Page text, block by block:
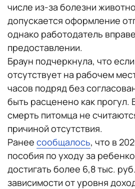
числе из-за болезни
допускается оформление
однако работодатель
предоставлении.
Браун подчеркнула, что
отсутствует на рабочем
часов подряд без
быть расценено как прогул.
смерть питомца не
причиной отсутствия.
Ранее сообщалось, что в
пособия по уходу за
достигать более 6,8 тыс.
зависимости от уровня